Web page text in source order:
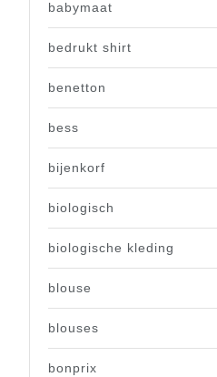
babymaat
bedrukt shirt
benetton
bess
bijenkorf
biologisch
biologische kleding
blouse
blouses
bonprix